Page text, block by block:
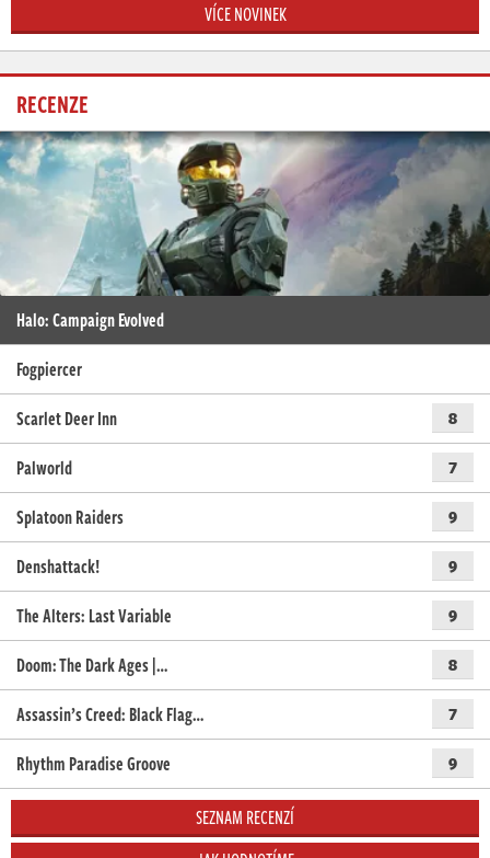
VÍCE NOVINEK
RECENZE
Halo: Campaign Evolved
Fogpiercer
Scarlet Deer Inn
8
Palworld 7
Splatoon Raiders 9
Denshattack! 9
The Alters: Last Variable 9
Doom: The Dark Ages |… 8
Assassin’s Creed: Black Flag… 7
Rhythm Paradise Groove 9
SEZNAM RECENZÍ